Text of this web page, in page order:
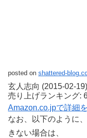
posted on shattered-
玄人志向 (2015-02-19)
売り上げランキング:
Amazon.co.jpで詳細
なお、以下のように
きない場合は、